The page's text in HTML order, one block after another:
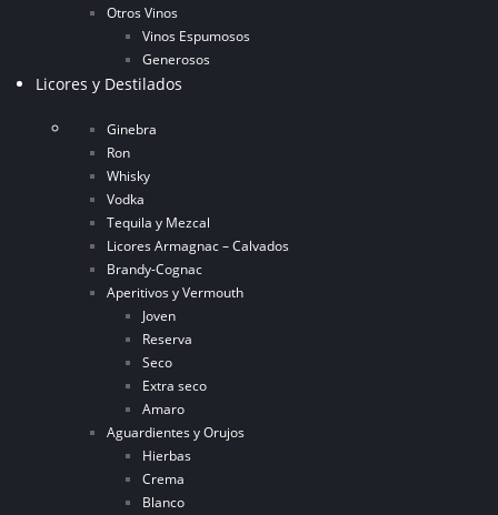
Otros Vinos
Vinos Espumosos
Generosos
Licores y Destilados
Ginebra
Ron
Whisky
Vodka
Tequila y Mezcal
Licores Armagnac – Calvados
Brandy-Cognac
Aperitivos y Vermouth
Joven
Reserva
Seco
Extra seco
Amaro
Aguardientes y Orujos
Hierbas
Crema
Blanco